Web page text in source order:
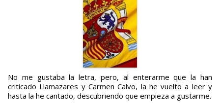
No me gustaba la letra, pero, al enterarme que la han
criticado Llamazares y Carmen Calvo, la he vuelto a leer y
hasta la he cantado, descubriendo que empieza a gustarme.